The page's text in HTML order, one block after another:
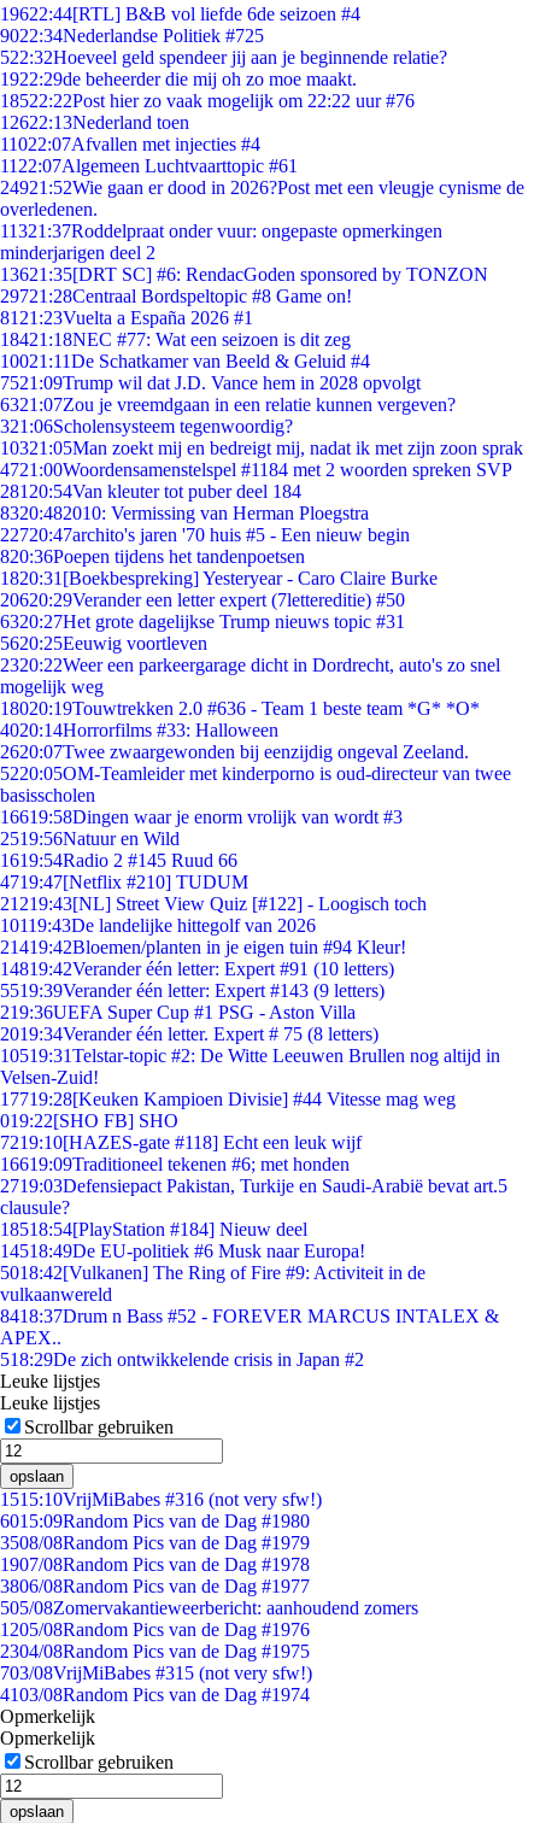
19622:44[RTL] B&B vol liefde 6de seizoen #4
9022:34Nederlandse Politiek #725
522:32Hoeveel geld spendeer jij aan je beginnende relatie?
1922:29de beheerder die mij oh zo moe maakt.
18522:22Post hier zo vaak mogelijk om 22:22 uur #76
12622:13Nederland toen
11022:07Afvallen met injecties #4
11 22:07Algemeen Luchtvaarttopic #61
24921:52Wie gaan er dood in 2026?Post met een vleugje cynisme de
overledenen.
11321:37Roddelpraat onder vuur: ongepaste opmerkingen
minderjarigen deel 2
13621:35[DRT SC] #6: RendacGoden sponsored by TONZON
29721:28Centraal Bordspeltopic #8 Game on!
81 21:23Vuelta a España 2026 #1
18421:18NEC #77: Wat een seizoen is dit zeg
10021:11De Schatkamer van Beeld & Geluid #4
7521:09Trump wil dat J.D. Vance hem in 2028 opvolgt
6321:07Zou je vreemdgaan in een relatie kunnen vergeven?
321:06Scholensysteem tegenwoordig?
10321:05Man zoekt mij en bedreigt mij, nadat ik met zijn zoon sprak
4721:00Woordensamenstelspel #1184 met 2 woorden spreken SVP
281 20:54Van kleuter tot puber deel 184
8320:482010: Vermissing van Herman Ploegstra
22720:47archito's jaren '70 huis #5 - Een nieuw begin
820:36Poepen tijdens het tandenpoetsen
1820:31 [Boekbespreking] Yesteryear - Caro Claire Burke
20620:29Verander een letter expert (7lettereditie) #50
6320:27Het grote dagelijkse Trump nieuws topic #31
5620:25Eeuwig voortleven
2320:22Weer een parkeergarage dicht in Dordrecht, auto's zo snel
mogelijk weg
18020:19Touwtrekken 2.0 #636 - Team 1 beste team *G* *O*
4020:14Horrorfilms #33: Halloween
2620:07Twee zwaargewonden bij eenzijdig ongeval Zeeland.
5220:05OM-Teamleider met kinderporno is oud-directeur van twee
basisscholen
16619:58Dingen waar je enorm vrolijk van wordt #3
2519:56Natuur en Wild
1619:54Radio 2 #145 Ruud 66
4719:47[Netflix #210] TUDUM
21219:43[NL] Street View Quiz [#122] - Loogisch toch
10119:43De landelijke hittegolf van 2026
21419:42Bloemen/planten in je eigen tuin #94 Kleur!
14819:42Verander één letter: Expert #91 (10 letters)
5519:39Verander één letter: Expert #143 (9 letters)
219:36UEFA Super Cup #1 PSG - Aston Villa
2019:34Verander één letter. Expert # 75 (8 letters)
10519:31Telstar-topic #2: De Witte Leeuwen Brullen nog altijd in
Velsen-Zuid!
17719:28[Keuken Kampioen Divisie] #44 Vitesse mag weg
019:22[SHO FB] SHO
7219:10[HAZES-gate #118] Echt een leuk wijf
16619:09Traditioneel tekenen #6; met honden
2719:03Defensiepact Pakistan, Turkije en Saudi-Arabië bevat art.5
clausule?
18518:54[PlayStation #184] Nieuw deel
14518:49De EU-politiek #6 Musk naar Europa!
5018:42[Vulkanen] The Ring of Fire #9: Activiteit in de
vulkaanwereld
8418:37Drum n Bass #52 - FOREVER MARCUS INTALEX &
APEX..
518:29De zich ontwikkelende crisis in Japan #2
Leuke lijstjes
Leuke lijstjes
Scrollbar gebruiken
opslaan
1515:10VrijMiBabes #316 (not very sfw!)
6015:09Random Pics van de Dag #1980
3508/08Random Pics van de Dag #1979
1907/08Random Pics van de Dag #1978
3806/08Random Pics van de Dag #1977
505/08Zomervakantieweerbericht: aanhoudend zomers
1205/08Random Pics van de Dag #1976
2304/08Random Pics van de Dag #1975
703/08VrijMiBabes #315 (not very sfw!)
4103/08Random Pics van de Dag #1974
Opmerkelijk
Opmerkelijk
Scrollbar gebruiken
opslaan